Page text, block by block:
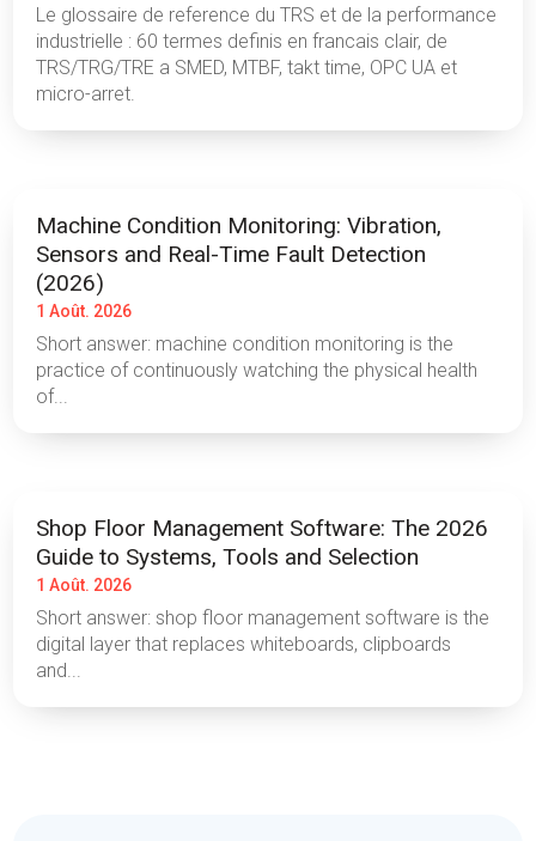
Le glossaire de reference du TRS et de la performance
industrielle : 60 termes definis en francais clair, de
TRS/TRG/TRE a SMED, MTBF, takt time, OPC UA et
micro-arret.
Machine Condition Monitoring: Vibration,
Sensors and Real-Time Fault Detection
(2026)
1 Août. 2026
Short answer: machine condition monitoring is the
practice of continuously watching the physical health
of...
Shop Floor Management Software: The 2026
Guide to Systems, Tools and Selection
1 Août. 2026
Short answer: shop floor management software is the
digital layer that replaces whiteboards, clipboards
and...